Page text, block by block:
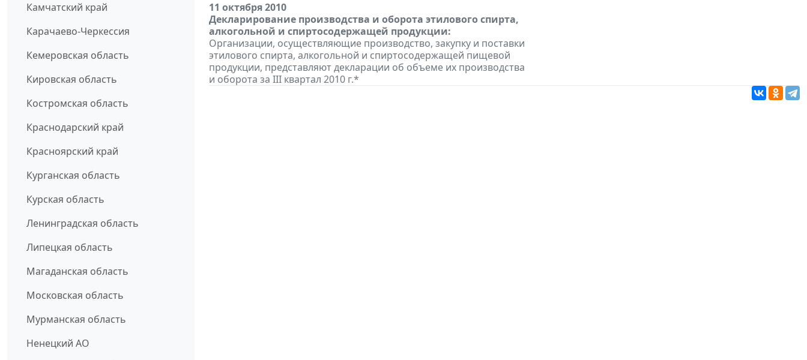
Камчатский край
Карачаево-Черкессия
Кемеровская область
Кировская область
Костромская область
Краснодарский край
Красноярский край
Курганская область
Курская область
Ленинградская область
Липецкая область
Магаданская область
Московская область
Мурманская область
Ненецкий АО
11 октября 2010
Декларирование производства и оборота этилового спирта,
алкогольной и спиртосодержащей продукции:
Организации, осуществляющие производство, закупку и поставки
этилового спирта, алкогольной и спиртосодержащей пищевой
продукции, представляют декларации об объеме их производства
и оборота за III квартал 2010 г.*